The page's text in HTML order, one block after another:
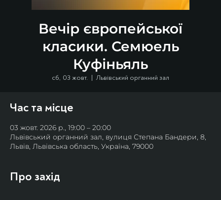
Вечір європейської
класики. Семюель
Куфіньяль
сб, 03 жовт.
  |
Львівський органний зал
Час та місце
03 жовт. 2026 р., 19:00 – 20:00
Львівський органний зал, вулиця Степана Бандери, 8,
Львів, Львівська область, Україна, 79000
Про захід